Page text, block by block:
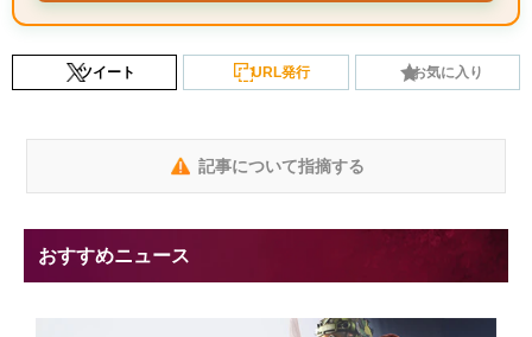
ツイート URL発行 お気に入り
記事について指摘する
おすすめニュース